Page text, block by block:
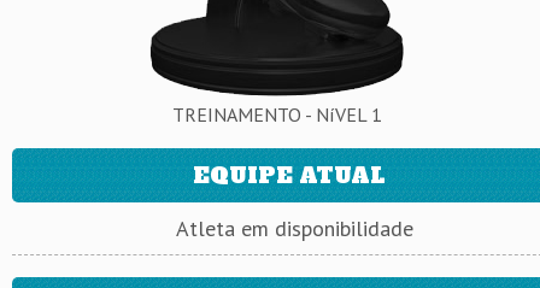
TREINAMENTO - NíVEL 1
EQUIPE ATUAL
Atleta em disponibilidade